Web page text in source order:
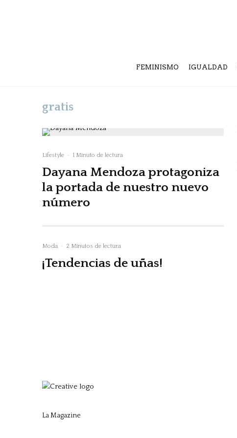
FEMINISMO IGUALDAD
gratis
Lifestyle · 1 Minuto de lectura
Dayana Mendoza protagoniza
la portada de nuestro nuevo
número
Moda · 2 Minutos de lectura
¡Tendencias de uñas!
La Magazine